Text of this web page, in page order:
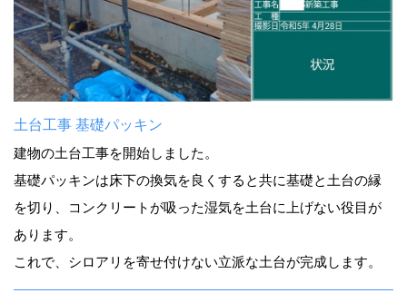
土台工事 基礎パッキン
建物の土台工事を開始しました。
基礎パッキンは床下の換気を良くすると共に基礎と土台の縁
を切り、コンクリートが吸った湿気を土台に上げない役目が
あります。
これで、シロアリを寄せ付けない立派な土台が完成します。